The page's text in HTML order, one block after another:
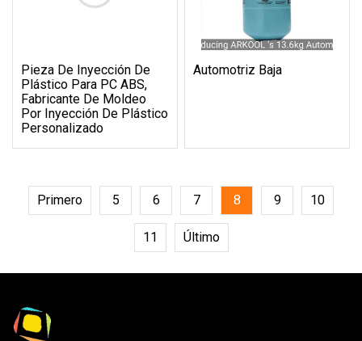
Pieza De Inyección De
Plástico Para PC ABS,
Fabricante De Moldeo
Por Inyección De Plástico
Personalizado
Automotriz Baja
Primero 5 6 7 8 9 10
11 Último